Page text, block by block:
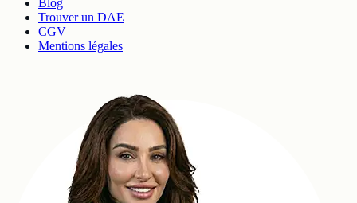
Trouver un DAE
CGV
Mentions légales